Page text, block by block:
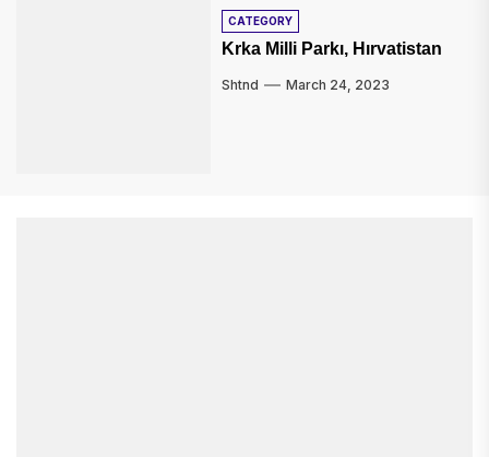
CATEGORY
Krka Milli Parkı, Hırvatistan
Shtnd March 24, 2023